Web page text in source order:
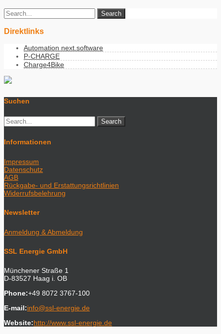
Direktlinks
Automation next.software
P-CHARGE
Charge4Bike
Suchen
Informationen
Impressum
Datenschutz
AGB
Rückgabe- und Erstattungsrichtlinien
Widerrufsbelehrung
Newsletter
Anmeldung & Abmeldung
SSL Energie GmbH
Münchener Straße 1
D-83527 Haag i. OB
Phone:+49 8072 3767-100
E-mail:info@ssl-energie.de
Website:http://www.ssl-energie.de